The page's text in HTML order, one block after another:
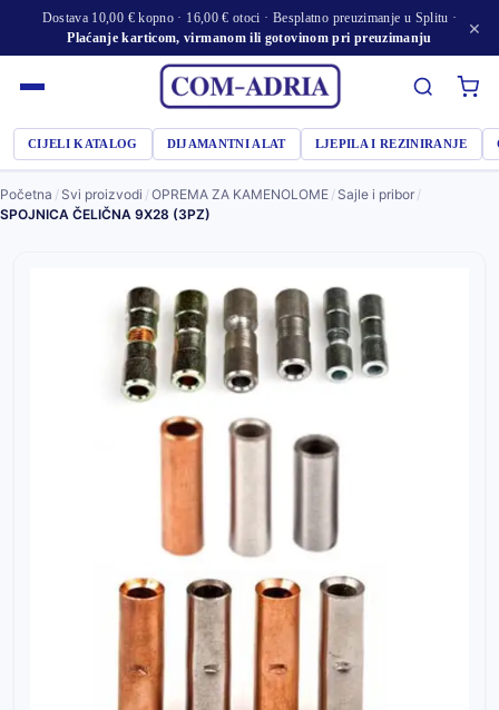
Dostava 10,00 € kopno · 16,00 € otoci · Besplatno preuzimanje u Splitu ·
Plaćanje karticom, virmanom ili gotovinom pri preuzimanju
×
CIJELI KATALOG DIJAMANTNI ALAT LJEPILA I REZINIRANJE
Početna / Svi proizvodi /OPREMA ZA KAMENOLOME / Sajle i pribor /
SPOJNICA ČELIČNA 9X28 (3PZ)